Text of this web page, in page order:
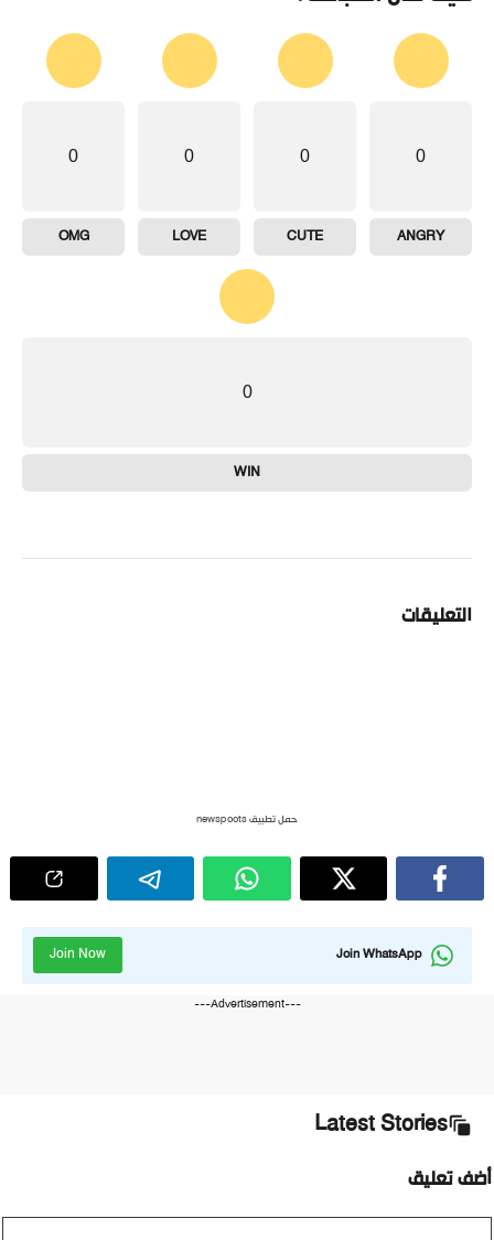
0
ANGRY
0
CUTE
0
LOVE
0
OMG
0
WIN
التعليقات
حمل تطبيق newspoots
Join WhatsApp
Join Now
---Advertisement---
Latest Stories
تعليق